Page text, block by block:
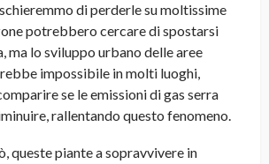
di perderle su moltissime
potrebbero cercare di spostarsi
ma lo sviluppo urbano delle aree
impossibile in molti luoghi,
se le emissioni di gas serra
rallentando questo fenomeno.
queste piante a sopravvivere in